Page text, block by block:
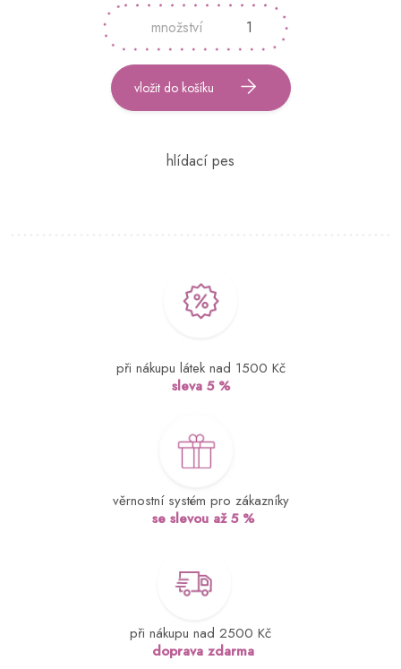
cena:
vložit do košíku
při nákupu látek nad 1500 Kč
sleva 5 %
věrnostní systém pro zákazníky
se slevou až 5 %
při nákupu nad 2500 Kč
doprava zdarma